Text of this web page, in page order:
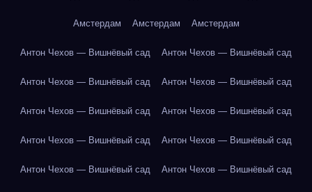
Амстердам Амстердам Амстердам
Антон Чехов — Вишнёвый сад Антон Чехов — Вишнёвый сад
Антон Чехов — Вишнёвый сад Антон Чехов — Вишнёвый сад
Антон Чехов — Вишнёвый сад Антон Чехов — Вишнёвый сад
Антон Чехов — Вишнёвый сад Антон Чехов — Вишнёвый сад
Антон Чехов — Вишнёвый сад Антон Чехов — Вишнёвый сад